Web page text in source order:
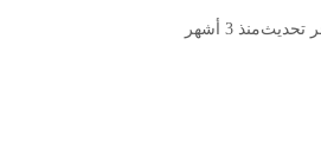
تحديثمنذ 3 أشهر